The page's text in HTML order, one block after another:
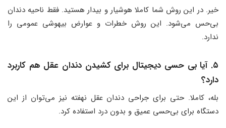
خیر. در این روش شما کاملا هوشیار و بیدار هستید. فقط ناحیه دندان
بی‌حس می‌شود. این روش خطرات و عوارض بیهوشی عمومی را
ندارد.
۵. آیا بی حسی دیجیتال برای کشیدن دندان عقل هم کاربرد
دارد؟
بله، کاملا. حتی برای جراحی دندان عقل نهفته نیز می‌توان از این
دستگاه برای بی‌حسی عمیق و بدون درد استفاده کرد.